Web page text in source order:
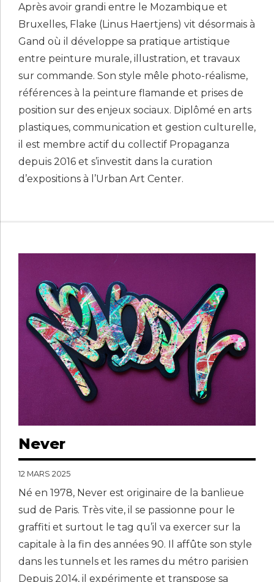
Après avoir grandi entre le Mozambique et
Bruxelles, Flake (Linus Haertjens) vit désormais à
Gand où il développe sa pratique artistique
entre peinture murale, illustration, et travaux
sur commande. Son style mêle photo-réalisme,
références à la peinture flamande et prises de
position sur des enjeux sociaux. Diplômé en arts
plastiques, communication et gestion culturelle,
il est membre actif du collectif Propaganza
depuis 2016 et s’investit dans la curation
d’expositions à l’Urban Art Center.
Never
12 MARS 2025
Né en 1978, Never est originaire de la banlieue
sud de Paris. Très vite, il se passionne pour le
graffiti et surtout le tag qu’il va exercer sur la
capitale à la fin des années 90. Il affûte son style
dans les tunnels et les rames du métro parisien
Depuis 2014, il expérimente et transpose sa